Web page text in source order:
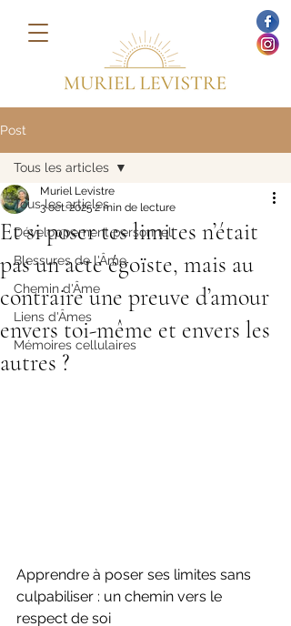
Post
Tous les articles
Développement personnel
Blessures de l'Âme
Chemin d'Âme
Liens d'Âmes
Mémoires cellulaires
Tous les articles
Et si poser tes limites n’était
pas un acte égoïste, mais au
contraire une preuve d’amour
envers toi-même et envers les
autres ?
Muriel Levistre
3 oct. 2025 2 min de lecture
Apprendre à poser ses limites sans
culpabiliser : un chemin vers le
respect de soi